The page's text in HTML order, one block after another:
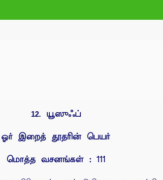
12. யூஸுஃப்
ஓர் இறைத் தூதரின் பெயர்
மொத்த வசனங்கள் : 111